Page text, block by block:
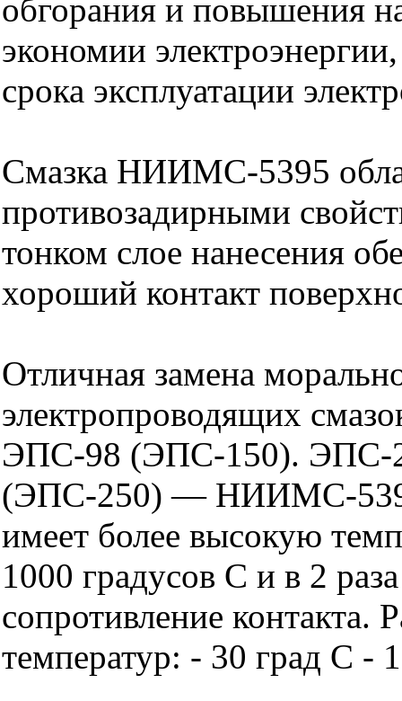
обгорания и повышения
экономии
срока эксплуатации
Смазка НИИМС-5395
противозадирными
тонком слое нанесения
хороший контакт
Отличная замена
электропроводящих
ЭПС-98 (ЭПС-150). ЭПС-
(ЭПС-250) — НИИМС-
имеет более высокую
1000 градусов С и в 2
сопротивление контакта.
температур: - 30 град С -